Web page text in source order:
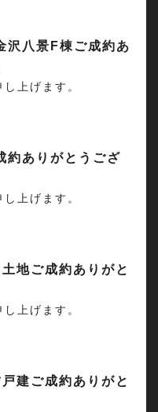
沢八景F棟ご成約あ
上げます。
約ありがとうござ
上げます。
地ご成約ありがと
上げます。
建ご成約ありがと